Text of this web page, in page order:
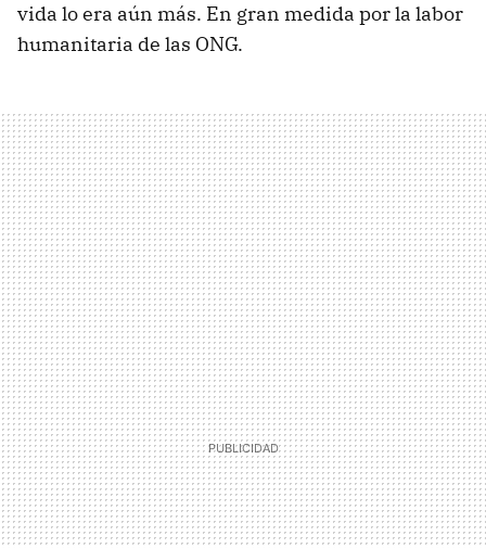
vida lo era aún más. En gran medida por la labor
humanitaria de las ONG.